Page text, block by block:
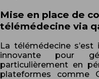
Mise en place de
télémédecine via
La télémédecine
innovante pour
particulièrement en
plateformes comme